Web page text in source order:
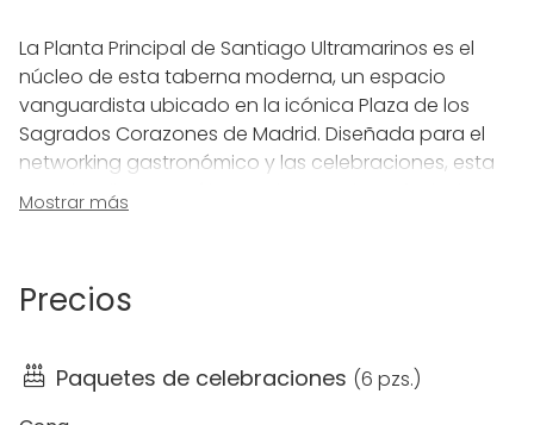
La Planta Principal de Santiago Ultramarinos es el
núcleo de esta taberna moderna, un espacio
vanguardista ubicado en la icónica Plaza de los
Sagrados Corazones de Madrid. Diseñada para el
networking gastronómico y las celebraciones, esta
zona irradia un espíritu moderno y desenfadado,
siendo ideal para quienes buscan una experiencia
destacando una imponente escalera y una
elegante barra principal con acabados dorados. El
Mostrar más
Precios
Paquetes de celebraciones (6 pzs.)